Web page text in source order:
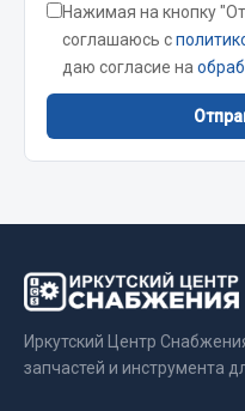
Всё для сварки
Газосварка
Маски, краги сварщика
Сварочное
Весь раздел
CUMMINS HAFFEN
Нажимая на кнопку
соглашаюсь с
даю согласие на
Иркутский Центр
запчастей и инструмента